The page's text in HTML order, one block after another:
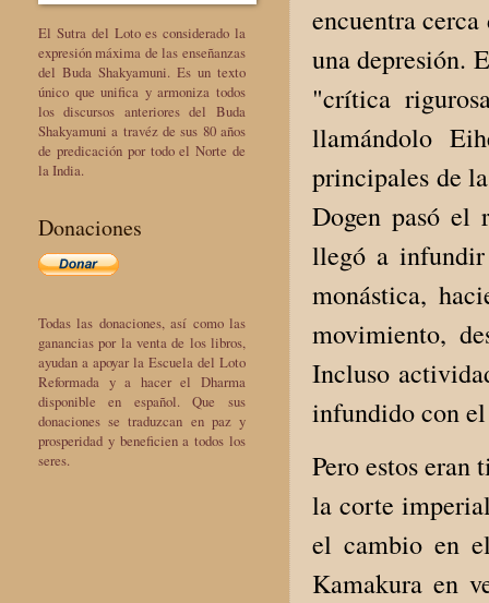
encuentra
una depresión.
"crítica
llamándolo
principales de
Dogen pasó el
llegó a
monástica,
movimiento,
Incluso
infundido con
Pero estos eran
la corte
el cambio en
Kamakura en
El Sutra del Loto es considerado la
expresión máxima de las enseñanzas
del Buda Shakyamuni. Es un texto
único que unifica y armoniza todos
los discursos anteriores del Buda
Shakyamuni a travéz de sus 80 años
de predicación por todo el Norte de
la India.
Donaciones
Todas las donaciones, así como las
ganancias por la venta de los libros,
ayudan a apoyar la Escuela del Loto
Reformada y a hacer el Dharma
disponible en español. Que sus
donaciones se traduzcan en paz y
prosperidad y beneficien a todos los
seres.